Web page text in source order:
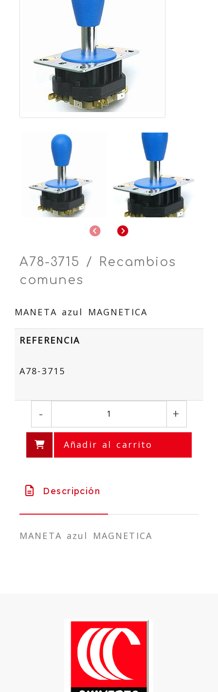
AnteriorSiguiente
A78-3715 / Recambios
comunes
MANETA azul MAGNETICA
REFERENCIA
A78-3715
- +
Añadir al carrito
Descripción
MANETA azul MAGNETICA